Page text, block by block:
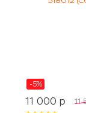
-5%
11 000 p 11